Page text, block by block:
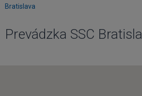
Bratislava
Prevádzka SSC